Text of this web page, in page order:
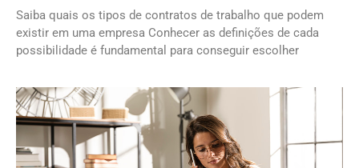
Saiba quais os tipos de contratos de trabalho que podem
existir em uma empresa Conhecer as definições de cada
possibilidade é fundamental para conseguir escolher